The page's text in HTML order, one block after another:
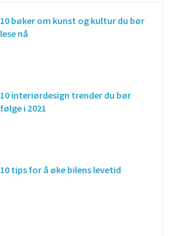
10 bøker om kunst og kultur du bør
lese nå
10 interiørdesign trender du bør
følge i 2021
10 tips for å øke bilens levetid